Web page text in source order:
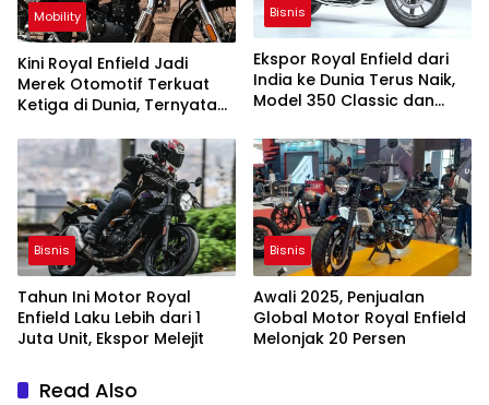
Mobility
Kini Royal Enfield Jadi
Merek Otomotif Terkuat
Ketiga di Dunia, Ternyata
Bisnis
Ekspor Royal Enfield dari
India ke Dunia Terus Naik,
Model 350 Classic dan
Bisnis
Tahun Ini Motor Royal
Enfield Laku Lebih dari 1
Juta Unit, Ekspor Melejit
Bisnis
Awali 2025, Penjualan
Global Motor Royal Enfield
Melonjak 20 Persen
Read Also